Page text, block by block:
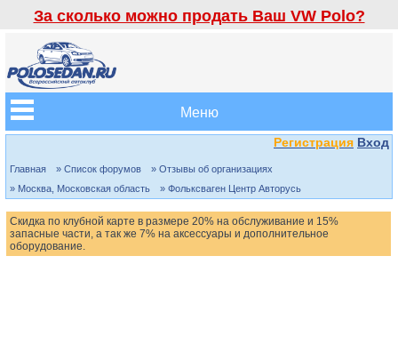
За сколько можно продать Ваш VW Polo?
Меню
Регистрация Вход
Главная » Список форумов
» Отзывы об организациях
» Москва, Московская область
» Фольксваген Центр Авторусь
Скидка по клубной карте в размере 20% на обслуживание и 15%
запасные части, а так же 7% на аксессуары и дополнительное
оборудование.